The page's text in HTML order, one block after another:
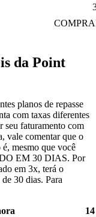
da Point
planos de repasse
com taxas diferentes
seu faturamento com
vale comentar que o
é, mesmo que você
EM 30 DIAS. Por
em 3x, terá o
30 dias. Para